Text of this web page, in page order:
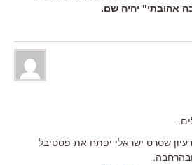
אהובתי" יהיה שם.
שסרט ישראלי יפתח את פסטיבל